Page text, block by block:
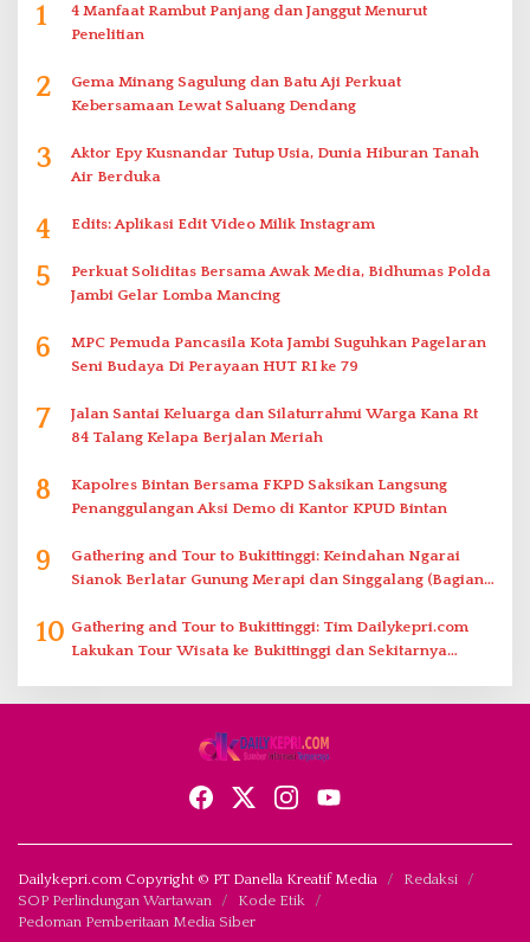
1
4 Manfaat Rambut Panjang dan Janggut Menurut
Penelitian
2
Gema Minang Sagulung dan Batu Aji Perkuat
Kebersamaan Lewat Saluang Dendang
3
Aktor Epy Kusnandar Tutup Usia, Dunia Hiburan Tanah
Air Berduka
4 Edits: Aplikasi Edit Video Milik Instagram
5
Perkuat Soliditas Bersama Awak Media, Bidhumas Polda
Jambi Gelar Lomba Mancing
6
MPC Pemuda Pancasila Kota Jambi Suguhkan Pagelaran
Seni Budaya Di Perayaan HUT RI ke 79
7
Jalan Santai Keluarga dan Silaturrahmi Warga Kana Rt
84 Talang Kelapa Berjalan Meriah
8
Kapolres Bintan Bersama FKPD Saksikan Langsung
Penanggulangan Aksi Demo di Kantor KPUD Bintan
9
Gathering and Tour to Bukittinggi: Keindahan Ngarai
Sianok Berlatar Gunung Merapi dan Singgalang (Bagian
10 Gathering and Tour to Bukittinggi: Tim Dailykepri.com
Lakukan Tour Wisata ke Bukittinggi dan Sekitarnya
Dailykepri.com Copyright © PT Danella Kreatif Media
Redaksi
SOP Perlindungan Wartawan
Kode Etik
Pedoman Pemberitaan Media Siber